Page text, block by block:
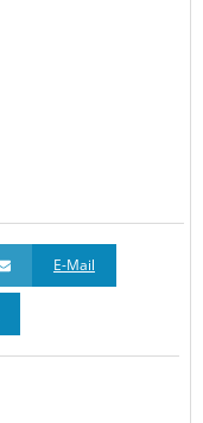
E-Mail